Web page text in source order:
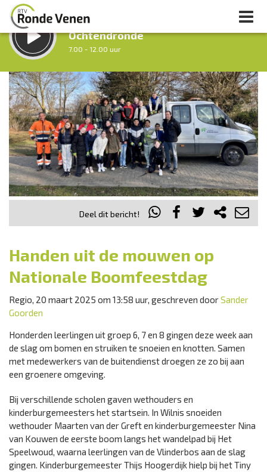
LUISTER LIVE:
Ochtendronde
7.00 - 12.00 uur
STRAKS:
Tussen Twaalf en Twee
12.00 - 14.00 uur
Vorig uur
uur 1 van 0 Volgend uur
Inklappen
Deel dit bericht!
Handen uit de mouwen op
Nationale Boomfeestdag
Regio, 20 maart 2025 om 13:58 uur, geschreven doorSander
Goorden
Honderden leerlingen uit groep 6, 7 en 8 gingen deze week aan
de slag om bomen en struiken te snoeien en knotten. Samen
met medewerkers van de buitendienst droegen ze zo bij aan
een groenere omgeving.
Bij verschillende scholen gaven wethouders en
kinderburgemeesters het startsein. In Wilnis snoeiden
wethouder Maarten van der Greft en kinderburgemeester Nina
van Kouwen de eerste boom langs het wandelpad bij Het
Speelwoud, waarna leerlingen van de Vlinderbos aan de slag
gingen. Kinderburgemeester Thijs Hoogerdijk hielp bij het Tiny